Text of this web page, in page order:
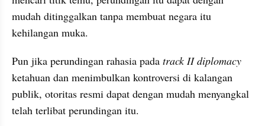
mudah ditinggalkan tanpa membuat negara itu
kehilangan muka.
Pun jika perundingan rahasia pada
ketahuan dan menimbulkan kontroversi di kalangan
publik, otoritas resmi dapat dengan mudah menyangkal
telah terlibat perundingan itu.